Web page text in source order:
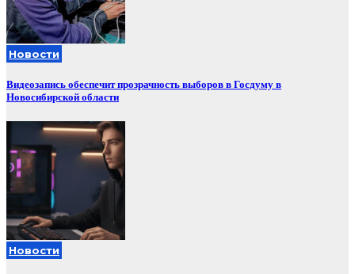
Новости
Видеозапись обеспечит прозрачность выборов в Госдуму в
Новосибирской области
Новости